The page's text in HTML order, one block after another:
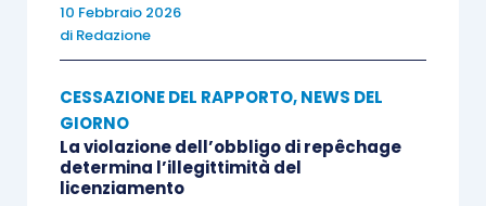
10 Febbraio 2026
di Redazione
CESSAZIONE DEL RAPPORTO,NEWS DEL
GIORNO
La violazione dell’obbligo di repêchage
determina l’illegittimità del
licenziamento